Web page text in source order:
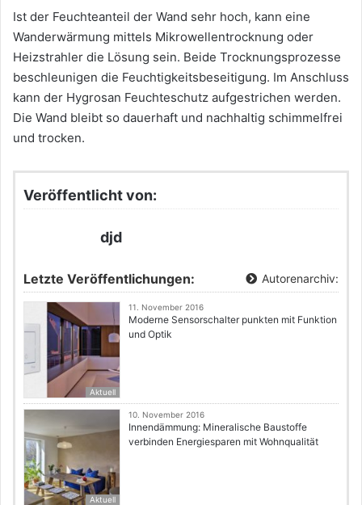
Ist der Feuchteanteil der Wand sehr hoch, kann eine
Wanderwärmung mittels Mikrowellentrocknung oder
Heizstrahler die Lösung sein. Beide Trocknungsprozesse
beschleunigen die Feuchtigkeitsbeseitigung. Im Anschluss
kann der Hygrosan Feuchteschutz aufgestrichen werden.
Die Wand bleibt so dauerhaft und nachhaltig schimmelfrei
und trocken.
Veröffentlicht von:
djd
Letzte Veröffentlichungen: Autorenarchiv:
Aktuell
11. November 2016
Moderne Sensorschalter punkten mit Funktion
und Optik
Aktuell
10. November 2016
Innendämmung: Mineralische Baustoffe
verbinden Energiesparen mit Wohnqualität